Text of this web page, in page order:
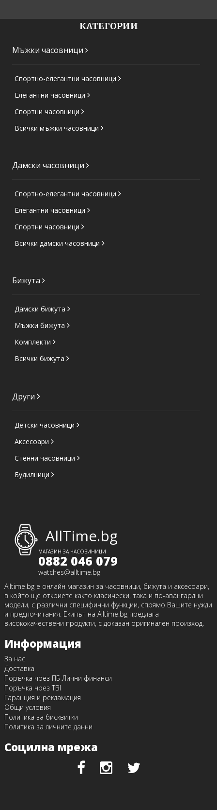
КАТЕГОРИИ
Мъжки часовници
Спортно-елегантни часовници
Елегантни часовници
Спортни часовници
Всички мъжки часовници
Дамски часовници
Спортно-елегантни часовници
Елегантни часовници
Спортни часовници
Всички дамски часовници
Бижута
Дамски бижута
Мъжки бижута
Комплекти
Всички бижута
Други
Детски часовници
Аксесоари
Стенни часовници
Будилници
AllTime.bg
МАГАЗИН ЗА ЧАСОВИНИЦИ
0882 046 079
watches@alltime.bg
Alltime.bg е онлайн магазин за часовници, бижута и аксесоари,
в който ще откриете както класически, така и по-авангардни
модели, с различни специфични функции, спрямо Вашите нужди
и предпочитания. Екипът на Alltime.bg предлага
висококачествени продукти, с доказан оригинален произход.
Информация
За нас
Доставка
Поръчка чрез ПБ Лични финанси
Поръчка чрез TBI
Гаранция и рекламация
Общи условия
Политика за бисквитки
Политика за личните данни
Социлна мрежа